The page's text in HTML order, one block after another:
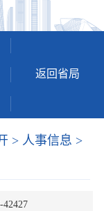
返回省局
> 人事信息 >
42427